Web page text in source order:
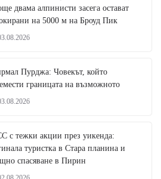
двама алпинисти засега остават
на 5000 м на Броуд Пик
Пурджа: Човекът, който
границата на възможното
с тежки акции през уикенда:
туристка в Стара планина и
спасяване в Пирин